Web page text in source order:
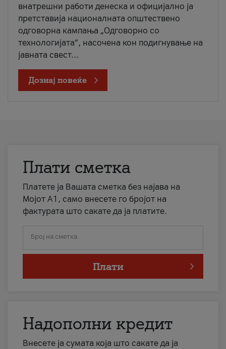
внатрешни работи денеска и официјално ја
претставија националната општествено
одговорна кампања „Одговорно со
технологијата“, насочена кон подигнување на
јавната свест...
Дознај повеќе
Плати сметка
Платете ја Вашата сметка без најава на
Мојот А1, само внесете го бројот на
фактурата што сакате да ја платите.
Број на сметка
Плати
Надополни кредит
Внесете ја сумата која што сакате да ја